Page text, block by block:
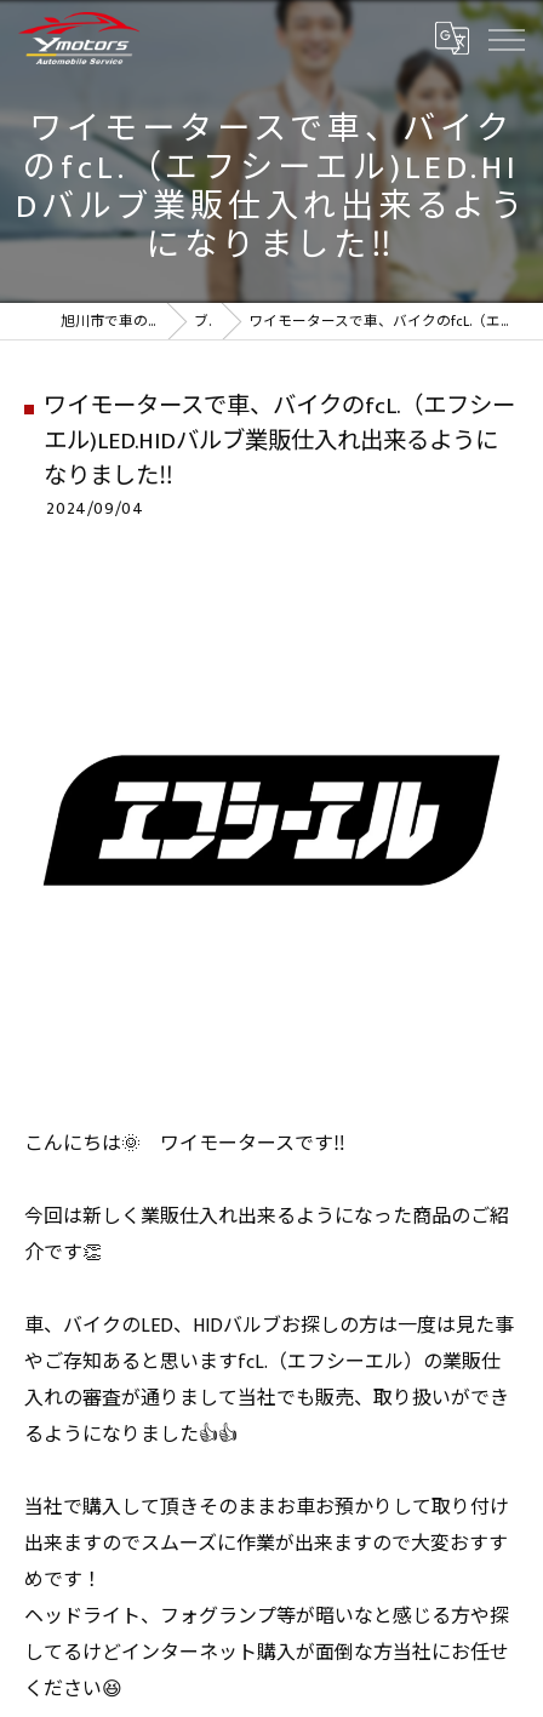
ワイモータースで車、バイク
のfcL.（エフシーエル)LED.HI
Dバルブ業販仕入れ出来るよう
になりました‼️
旭川市で車のことなら実績のYmotors ブログ ワイモータースで車、バイクのfcL.（エフシーエル)LED.HIDバルブ業販仕入れ出来るようになりました‼️
ワイモータースで車、バイクのfcL.（エフシー
エル)LED.HIDバルブ業販仕入れ出来るように
なりました‼️
2024/09/04
こんにちは🌞 ワイモータースです‼️
今回は新しく業販仕入れ出来るようになった商品のご紹
介です👏
車、バイクのLED、HIDバルブお探しの方は一度は見た事
やご存知あると思いますfcL.（エフシーエル）の業販仕
入れの審査が通りまして当社でも販売、取り扱いができ
るようになりました👍👍
当社で購入して頂きそのままお車お預かりして取り付け
出来ますのでスムーズに作業が出来ますので大変おすす
めです！
ヘッドライト、フォグランプ等が暗いなと感じる方や探
してるけどインターネット購入が面倒な方当社にお任せ
ください😆